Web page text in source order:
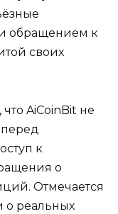
обращением к
своих
AiCoinBit не
к
о
Отмечается
о реальных